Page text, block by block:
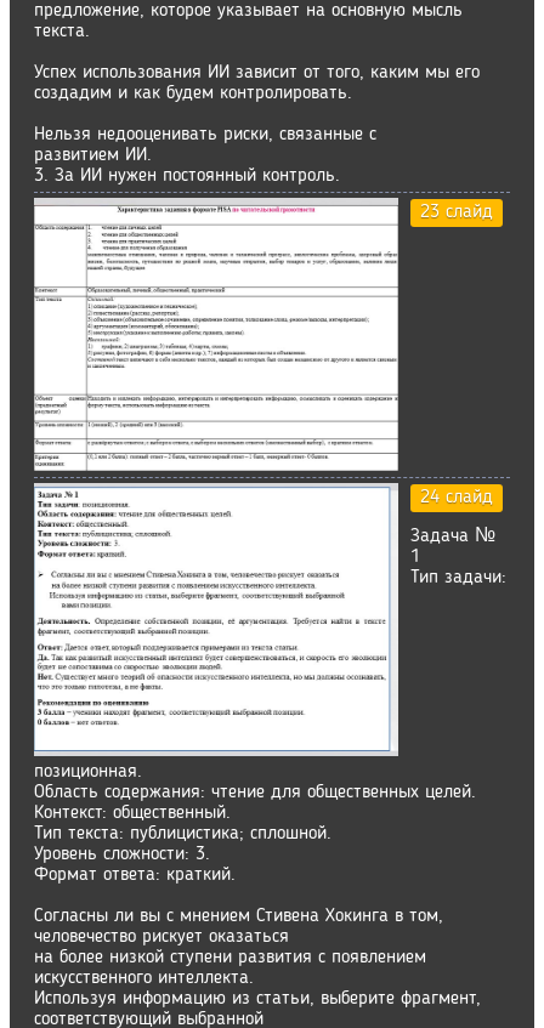
предложение, которое указывает на основную мысль
текста.
Успех использования ИИ зависит от того, каким мы его
создадим и как будем контролировать.
Нельзя недооценивать риски, связанные с
развитием ИИ.
3. За ИИ нужен постоянный контроль.
23 слайд
24 слайд
Задача №
1
Тип задачи:
позиционная.
Область содержания: чтение для общественных целей.
Контекст: общественный.
Тип текста: публицистика; сплошной.
Уровень сложности: 3.
Формат ответа: краткий.
Согласны ли вы с мнением Стивена Хокинга в том,
человечество рискует оказаться
на более низкой ступени развития с появлением
искусственного интеллекта.
Используя информацию из статьи, выберите фрагмент,
соответствующий выбранной